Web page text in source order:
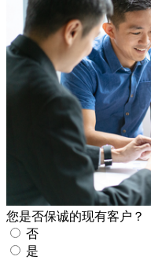
您是否保诚的现有客户？
否
是